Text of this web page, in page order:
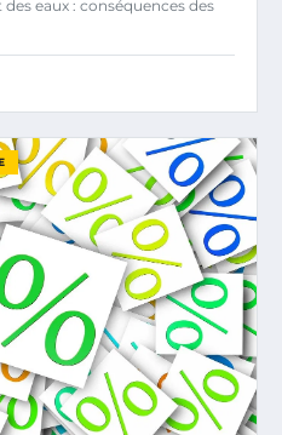
eaux : conséquences des